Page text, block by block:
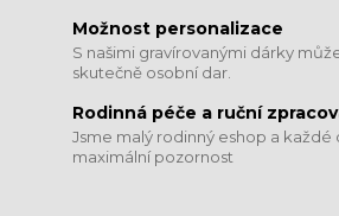
Možnost personalizace
S našimi gravírovanými dárky
skutečně osobní dar.
​​​​​​​Rodinná péče a ruční
Jsme malý rodinný eshop a
maximální pozornost